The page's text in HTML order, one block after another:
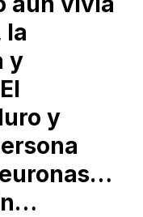
la
y
y